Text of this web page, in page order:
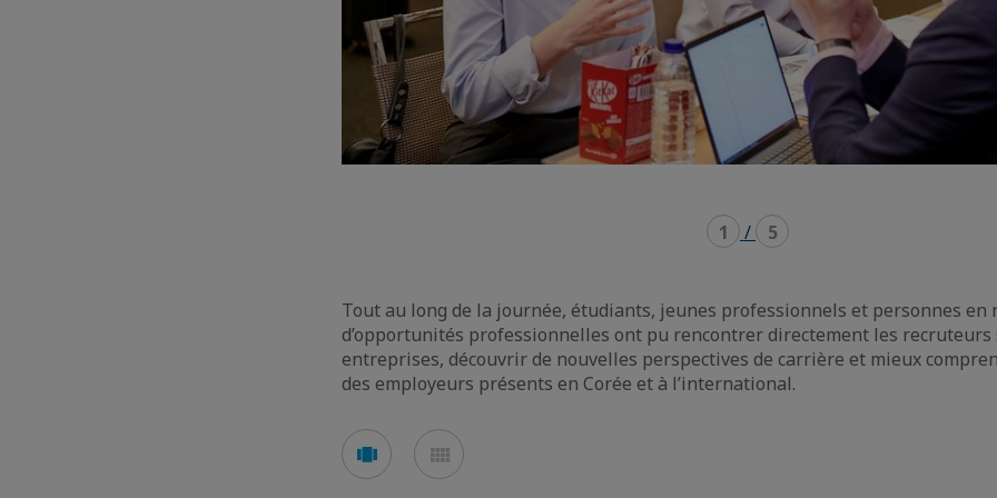
1 / 5
Tout au long de la journée, étudiants, jeunes professionnels et personnes en
d’opportunités professionnelles ont pu rencontrer directement les recruteurs
entreprises, découvrir de nouvelles perspectives de carrière et mieux
des employeurs présents en Corée et à l’international.
Voir
en
en